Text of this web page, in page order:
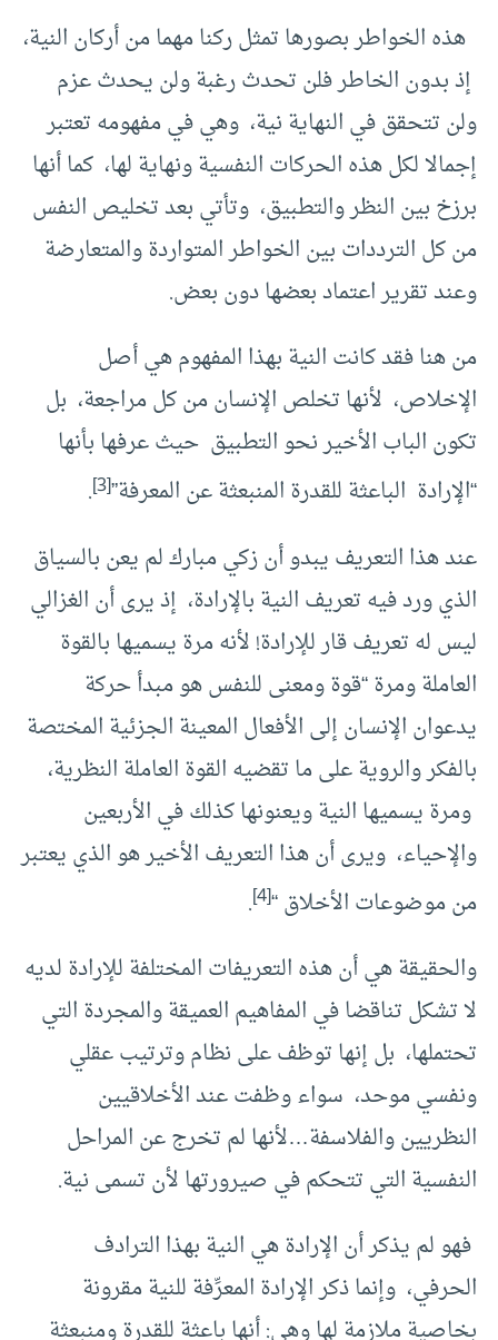
هذه الخواطر بصورها تمثل ركنا مهما من أركان النية،
إذ بدون الخاطر فلن تحدث رغبة ولن يحدث عزم
ولن تتحقق في النهاية نية، وهي في مفهومه تعتبر
إجمالا لكل هذه الحركات النفسية ونهاية لها، كما أنها
برزخ بين النظر والتطبيق، وتأتي بعد تخليص النفس
من كل الترددات بين الخواطر المتواردة والمتعارضة
وعند تقرير اعتماد بعضها دون بعض.
من هنا فقد كانت النية بهذا المفهوم هي أصل
الإخلاص، لأنها تخلص الإنسان من كل مراجعة، بل
تكون الباب الأخير نحو التطبيق حيث عرفها بأنها
“الإرادة الباعثة للقدرة المنبعثة عن المعرفة”[3]
.
عند هذا التعريف يبدو أن زكي مبارك لم يعن بالسياق
الذي ورد فيه تعريف النية بالإرادة، إذ يرى أن الغزالي
ليس له تعريف قار للإرادة! لأنه مرة يسميها بالقوة
العاملة ومرة “قوة ومعنى للنفس هو مبدأ حركة
يدعوان الإنسان إلى الأفعال المعينة الجزئية المختصة
بالفكر والروية على ما تقضيه القوة العاملة النظرية،
ومرة يسميها النية ويعنونها كذلك في الأربعين
والإحياء، ويرى أن هذا التعريف الأخير هو الذي يعتبر
من موضوعات الأخلاق “[4]
.
والحقيقة هي أن هذه التعريفات المختلفة للإرادة لديه
لا تشكل تناقضا في المفاهيم العميقة والمجردة التي
تحتملها، بل إنها توظف على نظام وترتيب عقلي
ونفسي موحد، سواء وظفت عند الأخلاقيين
النظريين والفلاسفة…لأنها لم تخرج عن المراحل
النفسية التي تتحكم في صيرورتها لأن تسمى نية.
فهو لم يذكر أن الإرادة هي النية بهذا الترادف
الحرفي، وإنما ذكر الإرادة المعرِّفة للنية مقرونة
بخاصية ملازمة لها وهي: أنها باعثة للقدرة ومنبعثة